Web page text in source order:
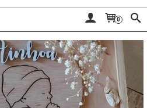
0